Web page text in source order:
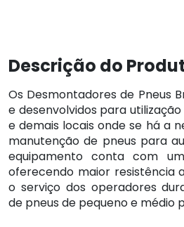
Descrição do
Os Desmontadores de Pneus
e desenvolvidos para
e demais locais onde se há a
manutenção de pneus para
equipamento conta com
oferecendo maior resistência
o serviço dos operadores
de pneus de pequeno e médio